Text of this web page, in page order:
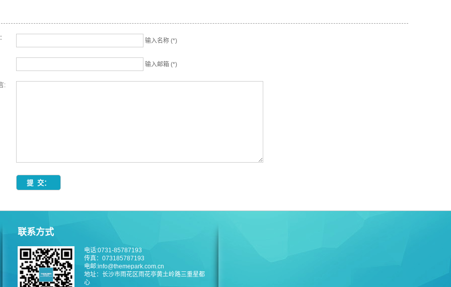
输入名称 (*)
输入邮箱 (*)
:
联系方式
电话:0731-85787193
传真：073185787193
电邮:info@themepark.com.cn
地址：长沙市雨花区雨花亭黄土岭路三重星都
心